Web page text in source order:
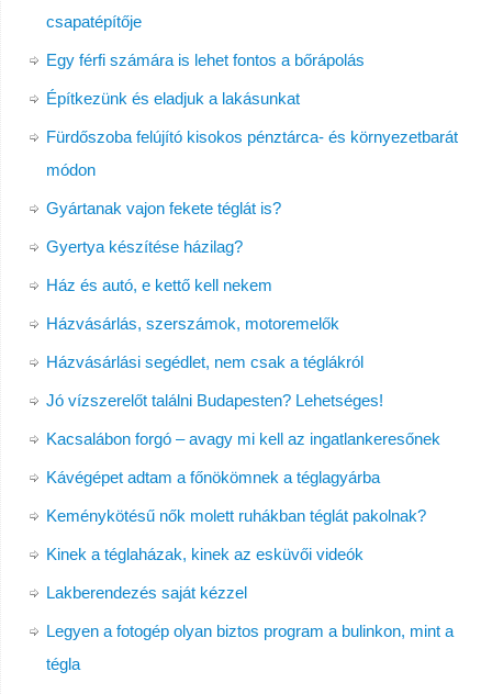
csapatépítője
Egy férfi számára is lehet fontos a bőrápolás
Építkezünk és eladjuk a lakásunkat
Fürdőszoba felújító kisokos pénztárca- és környezetbarát
módon
Gyártanak vajon fekete téglát is?
Gyertya készítése házilag?
Ház és autó, e kettő kell nekem
Házvásárlás, szerszámok, motoremelők
Házvásárlási segédlet, nem csak a téglákról
Jó vízszerelőt találni Budapesten? Lehetséges!
Kacsalábon forgó – avagy mi kell az ingatlankeresőnek
Kávégépet adtam a főnökömnek a téglagyárba
Keménykötésű nők molett ruhákban téglát pakolnak?
Kinek a téglaházak, kinek az esküvői videók
Lakberendezés saját kézzel
Legyen a fotogép olyan biztos program a bulinkon, mint a
tégla